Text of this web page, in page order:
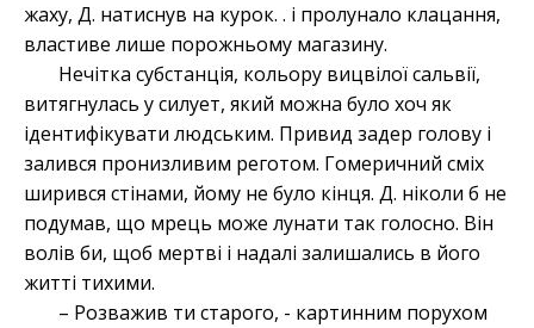
жаху, Д. натиснув на курок. . і пролунало клацання,
властиве лише порожньому магазину.
Нечітка субстанція, кольору вицвілої сальвії,
витягнулась у силует, який можна було хоч як
ідентифікувати людським. Привид задер голову і
залився пронизливим реготом. Гомеричний сміх
ширився стінами, йому не було кінця. Д. ніколи б не
подумав, що мрець може лунати так голосно. Він
волів би, щоб мертві і надалі залишались в його
житті тихими.
– Розважив ти старого, - картинним порухом